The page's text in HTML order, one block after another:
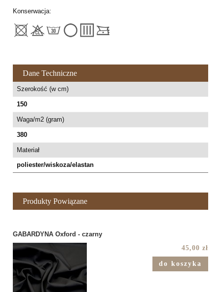
Konserwacja:
Dane Techniczne
Szerokość (w cm)
150
Waga/m2 (gram)
380
Materiał
poliester/wiskoza/elastan
Produkty Powiązane
GABARDYNA Oxford - czarny
45,00 zł
do koszyka